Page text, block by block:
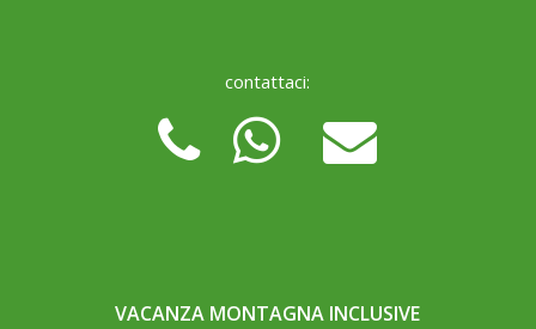
contattaci:
VACANZA MONTAGNA INCLUSIVE